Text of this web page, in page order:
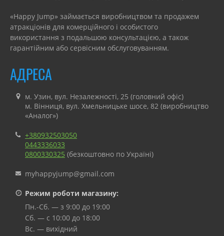
«Happy Jump» займається виробництвом та продажем
атракціонів для комерційного і особистого
використання з подальшою консультацією, а також
гарантійним або сервісним обслуговуванням.
АДРЕСА
м. Узин, вул. Незалежності, 25 (головний офіс)
м. Вінниця, вул. Хмельницьке шосе, 82 (виробництво
«Аналог»)
+380932503050
0443336033
0800330325 (безкоштовно по Україні)
myhappyjump@gmail.com
Режим роботи магазину:
Пн.-Сб. — з 9:00 до 19:00
Сб. — с 10:00 до 18:00
Вс. — вихідний